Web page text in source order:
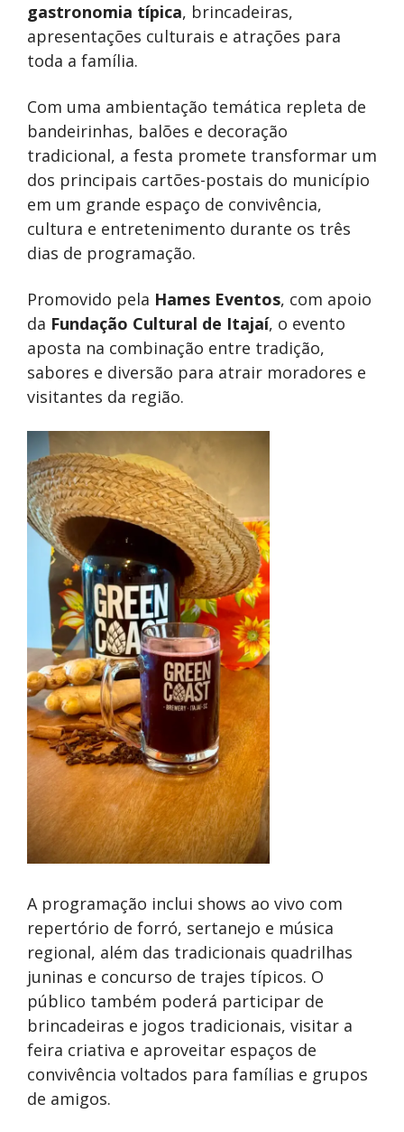
gastronomia típica, brincadeiras,
apresentações culturais e atrações para
toda a família.
Com uma ambientação temática repleta de
bandeirinhas, balões e decoração
tradicional, a festa promete transformar um
dos principais cartões-postais do município
em um grande espaço de convivência,
cultura e entretenimento durante os três
dias de programação.
Promovido pela Hames Eventos, com apoio
da Fundação Cultural de Itajaí, o evento
aposta na combinação entre tradição,
sabores e diversão para atrair moradores e
visitantes da região.
A programação inclui shows ao vivo com
repertório de forró, sertanejo e música
regional, além das tradicionais quadrilhas
juninas e concurso de trajes típicos. O
público também poderá participar de
brincadeiras e jogos tradicionais, visitar a
feira criativa e aproveitar espaços de
convivência voltados para famílias e grupos
de amigos.